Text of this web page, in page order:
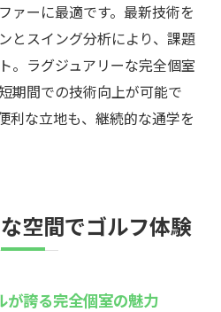
ァーに最適です。最新技術を
とスイング分析により、課題
。ラグジュアリーな完全個室
期間での技術向上が可能で
利な立地も、継続的な通学を
空間でゴルフ体験
が誇る完全個室の魅力